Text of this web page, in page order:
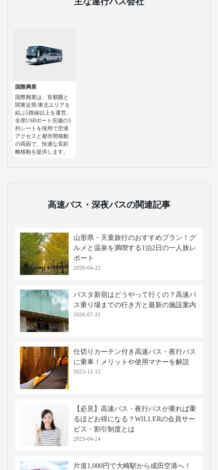
国際興業
国際興業は、首都圏と
関東近県/東北エリアを
結ぶ5路線以上を運営。
全席USBポート完備の3
列シートを採用で空港
アクセスと都市間移動
の両面で、快適な長距
離移動を提供します。
高速バス・深夜バスの関連記事
山形県・天童旅行のおすすめプラン！グ
ルメと温泉を満喫する1泊2日の一人旅レ
ポート
2020-04-22
バスタ新宿はどうやって行くの？高速バ
ス乗り場までの行き方と最新の施設案内
2026-07-21
仕切りカーテン付き高速バス・夜行バス
に乗車！メリットや使用マナーを解説
2023-12-12
【必見】高速バス・夜行バスが乗れば乗
るほどお得になる？WILLERの会員サー
ビス・割引制度とは
2023-04-24
片道1,000円で大崎駅から成田空港へ！